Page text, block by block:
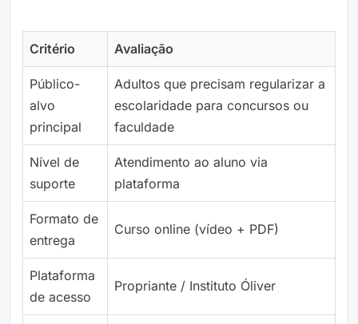
Critério Avaliação
Público-
alvo
principal
Adultos que precisam regularizar a
escolaridade para concursos ou
faculdade
Nível de
suporte
Atendimento ao aluno via
plataforma
Formato de
entrega
Curso online (vídeo + PDF)
Plataforma
de acesso
Propriante / Instituto Óliver